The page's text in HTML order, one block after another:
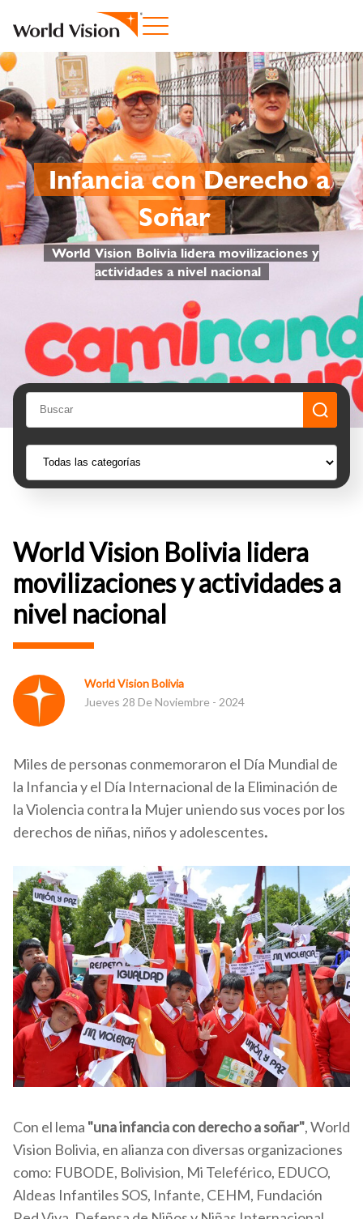
Infancia con Derecho a
Soñar
World Vision Bolivia lidera movilizaciones y
actividades a nivel nacional
World Vision Bolivia lidera
movilizaciones y actividades a
nivel nacional
World Vision Bolivia
Jueves 28 De Noviembre - 2024
Miles de personas conmemoraron el Día Mundial de
la Infancia y el Día Internacional de la Eliminación de
la Violencia contra la Mujer uniendo sus voces por los
derechos de niñas, niños y adolescentes.
Con el lema "una infancia con derecho a soñar", World
Vision Bolivia, en alianza con diversas organizaciones
como: FUBODE, Bolivision, Mi Teleférico, EDUCO,
Aldeas Infantiles SOS, Infante, CEHM, Fundación